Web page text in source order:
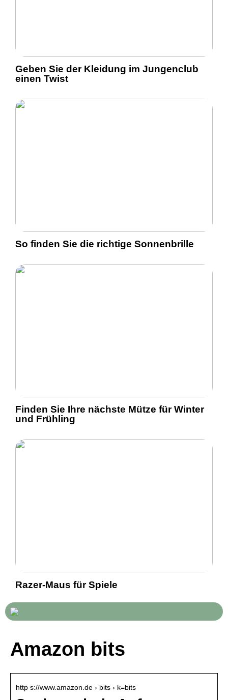
Geben Sie der Kleidung im Jungenclub
einen Twist
So finden Sie die richtige Sonnenbrille
Finden Sie Ihre nächste Mütze für Winter
und Frühling
Razer-Maus für Spiele
Amazon bits
http s://www.amazon.de › bits › k=bits